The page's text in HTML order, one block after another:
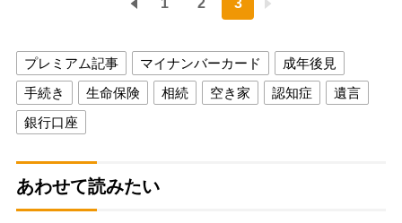
1 2 3
プレミアム記事 マイナンバーカード
成年後見
手続き
生命保険 相続 空き家 認知症
遺言
銀行口座
あわせて読みたい